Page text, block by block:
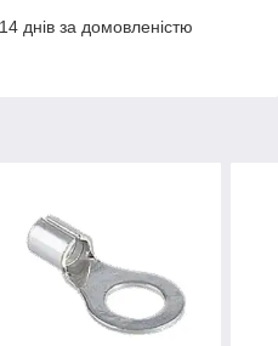
днів за домовленістю